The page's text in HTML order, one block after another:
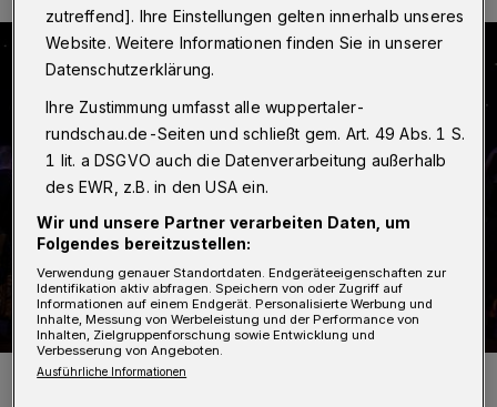
Szenenbild aus der „Cinderella“-Inszenierung der Wuppetaler
zutreffend]. Ihre Einstellungen gelten innerhalb unseres
Website. Weitere Informationen finden Sie in unserer
Datenschutzerklärung.
Ihre Zustimmung umfasst alle wuppertaler-
rundschau.de-Seiten und schließt gem. Art. 49 Abs. 1 S.
1 lit. a DSGVO auch die Datenverarbeitung außerhalb
des EWR, z.B. in den USA ein.
Wir und unsere Partner verarbeiten Daten, um
Folgendes bereitzustellen:
Verwendung genauer Standortdaten. Endgeräteeigenschaften zur
Identifikation aktiv abfragen. Speichern von oder Zugriff auf
Informationen auf einem Endgerät. Personalisierte Werbung und
Inhalte, Messung von Werbeleistung und der Performance von
Inhalten, Zielgruppenforschung sowie Entwicklung und
Verbesserung von Angeboten.
Ausführliche Informationen